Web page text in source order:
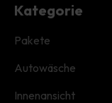
Kategorie
Pakete
Autowäsche
Innenansicht